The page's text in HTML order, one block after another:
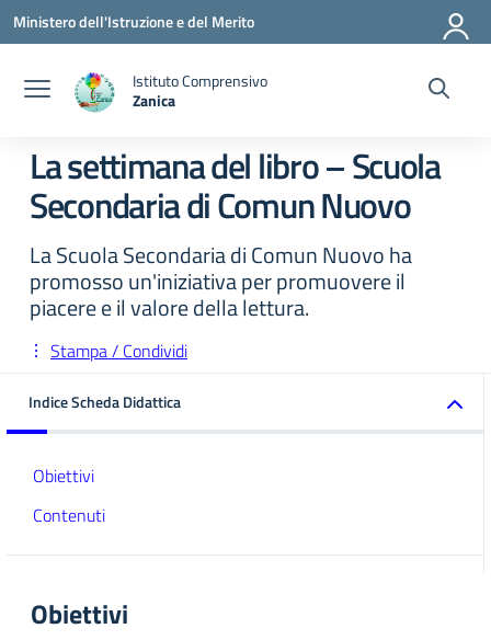
Vai ai contenuti
Vai al menu di navigazione
Vai al footer
Ministero dell'Istruzione e del Merito
Istituto Comprensivo
Zanica
La settimana del libro – Scuola
Secondaria di Comun Nuovo
La Scuola Secondaria di Comun Nuovo ha
promosso un'iniziativa per promuovere il
piacere e il valore della lettura.
Stampa / Condividi
Indice Scheda Didattica
Obiettivi
Contenuti
Obiettivi